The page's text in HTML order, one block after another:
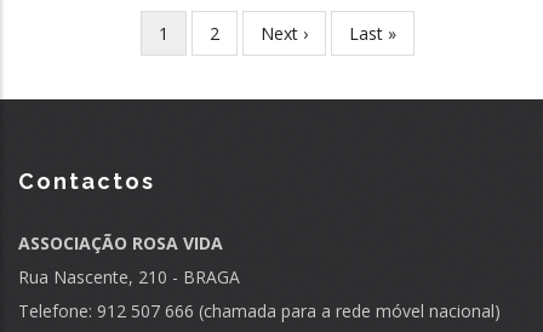
Current
page
1 Page
2
Next
page
Next ›
Last
page
Last »
Contactos
ASSOCIAÇÃO ROSA VIDA
Rua Nascente, 210 - BRAGA
Telefone: 912 507 666 (chamada para a rede móvel nacional)